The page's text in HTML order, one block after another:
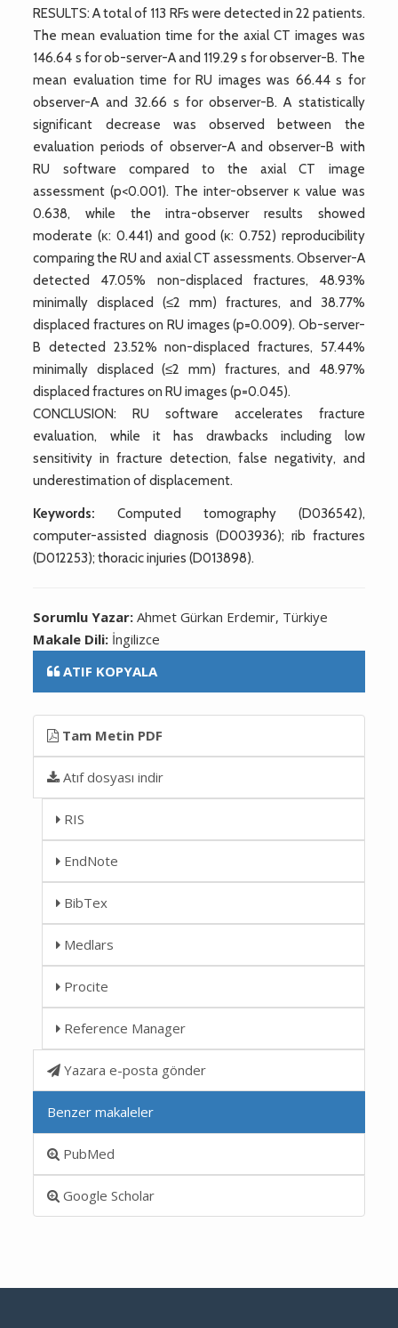
RESULTS: A total of 113 RFs were detected in 22 patients.
The mean evaluation time for the axial CT images was
146.64 s for ob-server-A and 119.29 s for observer-B. The
mean evaluation time for RU images was 66.44 s for
observer-A and 32.66 s for observer-B. A statistically
significant decrease was observed between the
evaluation periods of observer-A and observer-B with
RU software compared to the axial CT image
assessment (p<0.001). The inter-observer κ value was
0.638, while the intra-observer results showed
moderate (κ: 0.441) and good (κ: 0.752) reproducibility
comparing the RU and axial CT assessments. Observer-A
detected 47.05% non-displaced fractures, 48.93%
minimally displaced (≤2 mm) fractures, and 38.77%
displaced fractures on RU images (p=0.009). Ob-server-
B detected 23.52% non-displaced fractures, 57.44%
minimally displaced (≤2 mm) fractures, and 48.97%
displaced fractures on RU images (p=0.045).
CONCLUSION: RU software accelerates fracture
evaluation, while it has drawbacks including low
sensitivity in fracture detection, false negativity, and
underestimation of displacement.
Keywords: Computed tomography (D036542),
computer-assisted diagnosis (D003936); rib fractures
(D012253); thoracic injuries (D013898).
Sorumlu Yazar:Ahmet Gürkan Erdemir, Türkiye
Makale Dili: İngilizce
ATIF KOPYALA
Tam Metin PDF
Atıf dosyası indir
RIS
EndNote
BibTex
Medlars
Procite
Reference Manager
Yazara e-posta gönder
Benzer makaleler
PubMed
Google Scholar